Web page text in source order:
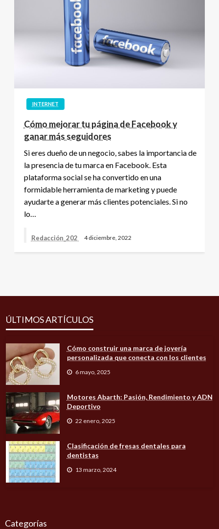
INTERNET
Cómo mejorar tu página de Facebook y
ganar más seguidores
Si eres dueño de un negocio, sabes la importancia de
la presencia de tu marca en Facebook. Esta
plataforma social se ha convertido en una
formidable herramienta de marketing y puede
ayudarte a generar más clientes potenciales. Si no
lo…
Redacción_202 4 diciembre, 2022
ÚLTIMOS ARTÍCULOS
Cómo construir una marca de joyería
personalizada que conecta con los clientes
6 mayo, 2025
Motores Abarth: Pasión, Rendimiento y ADN
Deportivo
22 enero, 2025
Clasificación de fresas dentales para
dentistas
13 marzo, 2024
Categorías